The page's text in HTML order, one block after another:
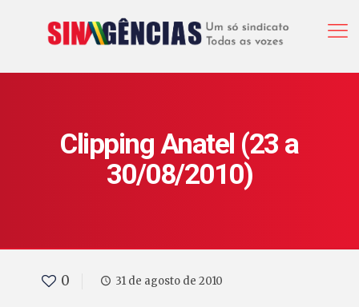
Clipping Anatel (23 a
30/08/2010)
0 31 de agosto de 2010